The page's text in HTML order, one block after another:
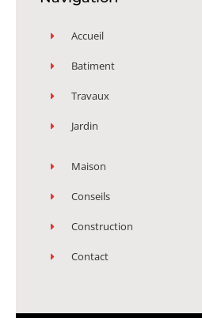
Accueil
Batiment
Travaux
Jardin
Maison
Conseils
Construction
Contact